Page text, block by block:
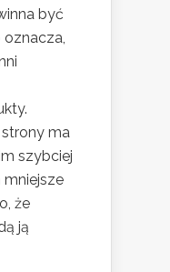
być
ma
szybciej
mniejsze
że
ją